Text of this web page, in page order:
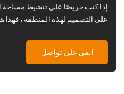
إذا كنت حريصًا على تنشيط مساحة
على التصميم لهذه المنطقة ، فهذا
ابقى على تواصل